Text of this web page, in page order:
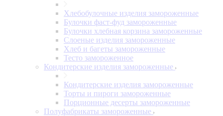
Хлебобулочные изделия замороженные
Булочки фаст-фуд замороженные
Булочки хлебная корзина замороженные
Слоеные изделия замороженные
Хлеб и багеты замороженные
Тесто замороженное
Кондитерские изделия замороженные
Кондитерские изделия замороженные
Торты и пироги замороженные
Порционные десерты замороженные
Полуфабрикаты замороженные